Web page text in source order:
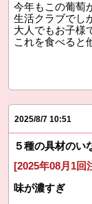
今年もこの葡萄
生活クラブでし
大人でもお子様
これを食べると
2025/8/7 10:51
５種の具材のい
[2025年08月1回
味が濃すぎ